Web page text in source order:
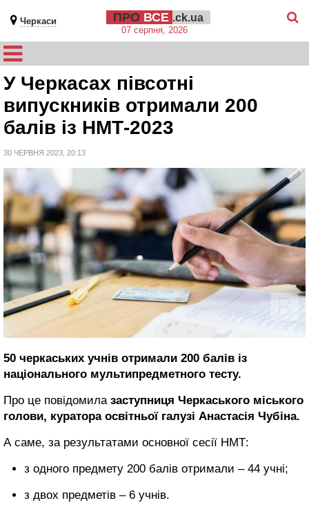
Черкаси ПРО ВСЕ .ck.ua
07 серпня, 2026
У Черкасах півсотні
випускників отримали 200
балів із НМТ-2023
30 ЧЕРВНЯ 2023, 20:13
50 черкаських учнів отримали 200 балів із
національного мультипредметного тесту.
Про це повідомила заступниця Черкаського міського
голови, куратора освітньої галузі Анастасія Чубіна.
А саме, за результатами основної сесії НМТ:
з одного предмету 200 балів отримали – 44 учні;
з двох предметів – 6 учнів.